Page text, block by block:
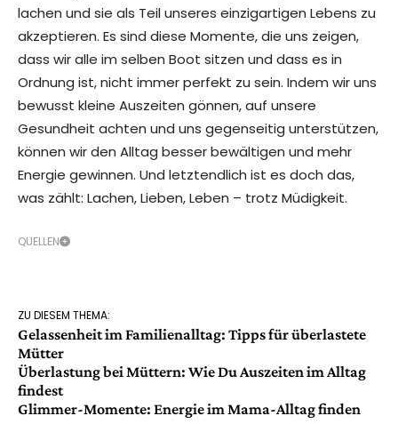
lachen und sie als Teil unseres einzigartigen Lebens zu
akzeptieren. Es sind diese Momente, die uns zeigen,
dass wir alle im selben Boot sitzen und dass es in
Ordnung ist, nicht immer perfekt zu sein. Indem wir uns
bewusst kleine Auszeiten gönnen, auf unsere
Gesundheit achten und uns gegenseitig unterstützen,
können wir den Alltag besser bewältigen und mehr
Energie gewinnen. Und letztendlich ist es doch das,
was zählt: Lachen, Lieben, Leben – trotz Müdigkeit.
QUELLEN
ZU DIESEM THEMA:
Gelassenheit im Familienalltag: Tipps für überlastete
Mütter
Überlastung bei Müttern: Wie Du Auszeiten im Alltag
findest
Glimmer-Momente: Energie im Mama-Alltag finden